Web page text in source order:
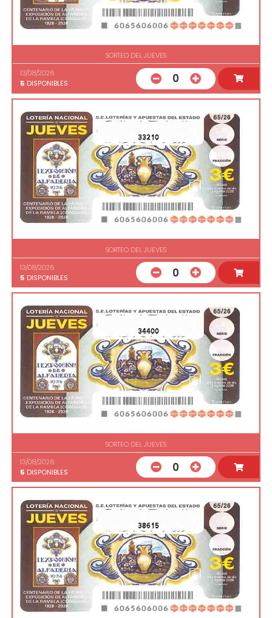
SORTEO DEL JUEVES
13/08/2026
5 DISPONIBLES 0
33210
SORTEO DEL JUEVES
13/08/2026
5 DISPONIBLES 0
34400
SORTEO DEL JUEVES
13/08/2026
5 DISPONIBLES 0
38615